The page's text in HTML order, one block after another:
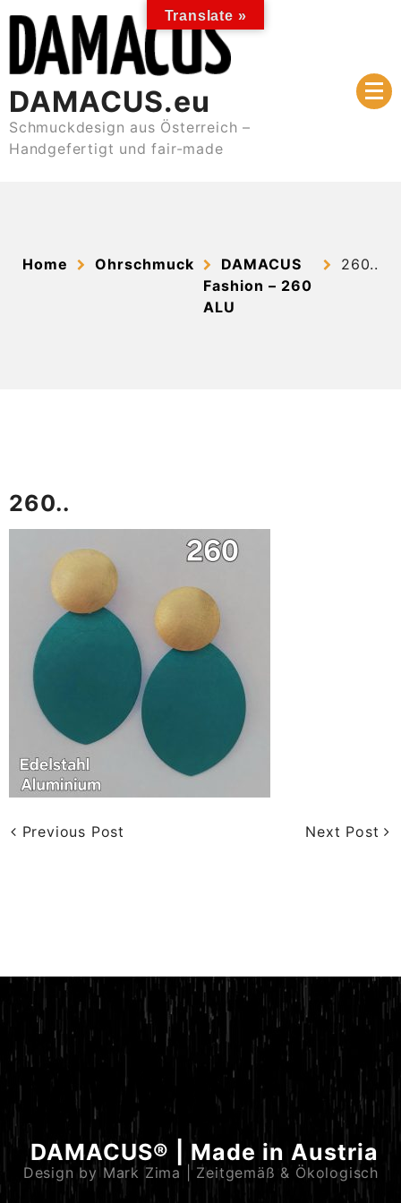
content
DAMACUS.eu
Schmuckdesign aus Österreich –
Handgefertigt und fair-made
Home Ohrschmuck
DAMACUS
Fashion – 260
ALU
260..
260..
Previous Post Next Post
DAMACUS® | Made in Austria
Design by Mark Zima | Zeitgemäß & Ökologisch
Translate »